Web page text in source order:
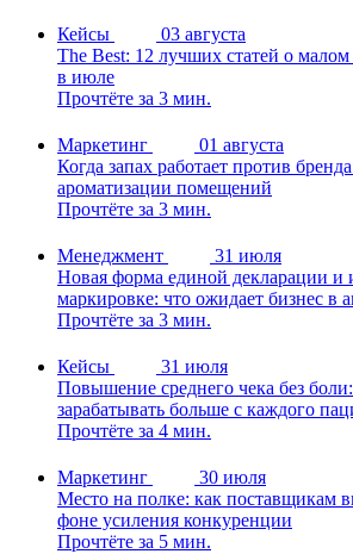
Кейсы
03 августа
The Best: 12 лучших статей о
в июле
Прочтёте за 3 мин.
Маркетинг
01 августа
Когда запах работает против
ароматизации помещений
Прочтёте за 3 мин.
Менеджмент
31 июля
Новая форма единой декларации и
маркировке: что ожидает бизнес в
Прочтёте за 3 мин.
Кейсы
31 июля
Повышение среднего чека без
зарабатывать больше с каждого
Прочтёте за 4 мин.
Маркетинг
30 июля
Место на полке: как поставщикам
фоне усиления конкуренции
Прочтёте за 5 мин.